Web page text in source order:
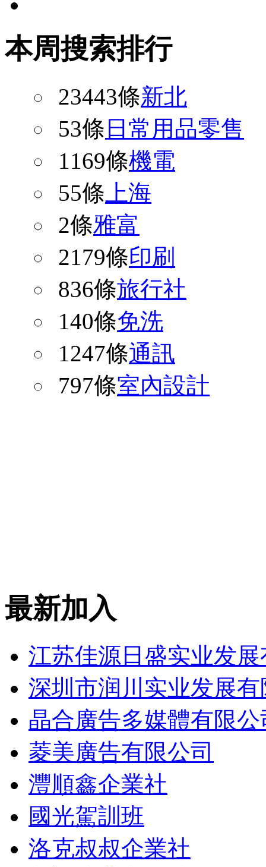
本周搜索排行
23443條新北
53條日常用品零售
1169條機電
55條 上海
2條雅富
2179條印刷
836條旅行社
140條免洗
1247條通訊
797條室內設計
最新加入
江苏佳源日盛实业发
深圳市润川实业发展
晶合廣告多媒體有限公
菱美廣告有限公司
灃順鑫企業社
國光駕訓班
洛克叔叔企業社